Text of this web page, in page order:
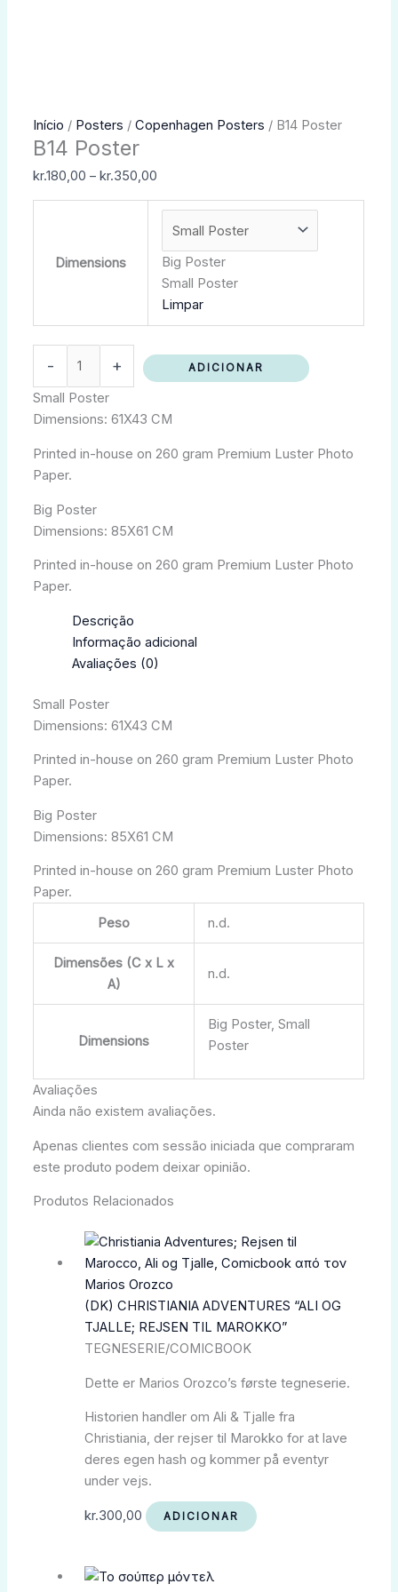
Início / Posters /Copenhagen Posters / B14 Poster
B14 Poster
kr.180,00 – kr.350,00
Price
kr.350,00
Dimensions
Big Poster
Small Poster
Limpar
-
Quantidade
de
B14
Poster
+ ADICIONAR
Small Poster
Dimensions: 61X43 CM
Printed in-house on 260 gram Premium Luster Photo
Paper.
Big Poster
Dimensions: 85X61 CM
Printed in-house on 260 gram Premium Luster Photo
Paper.
Descrição
Informação adicional
Avaliações (0)
Small Poster
Dimensions: 61X43 CM
Printed in-house on 260 gram Premium Luster Photo
Paper.
Big Poster
Dimensions: 85X61 CM
Printed in-house on 260 gram Premium Luster Photo
Paper.
Peso
n.d.
Dimensões (C x L x
A)
n.d.
Dimensions
Big Poster, Small
Poster
Avaliações
Ainda não existem avaliações.
Apenas clientes com sessão iniciada que compraram
este produto podem deixar opinião.
Produtos Relacionados
(DK) CHRISTIANIA ADVENTURES “ALI OG
TJALLE; REJSEN TIL MAROKKO”
TEGNESERIE/COMICBOOK
Dette er Marios Orozco’s første tegneserie.
Historien handler om Ali & Tjalle fra
Christiania, der rejser til Marokko for at lave
deres egen hash og kommer på eventyr
under vejs.
kr.300,00 ADICIONAR